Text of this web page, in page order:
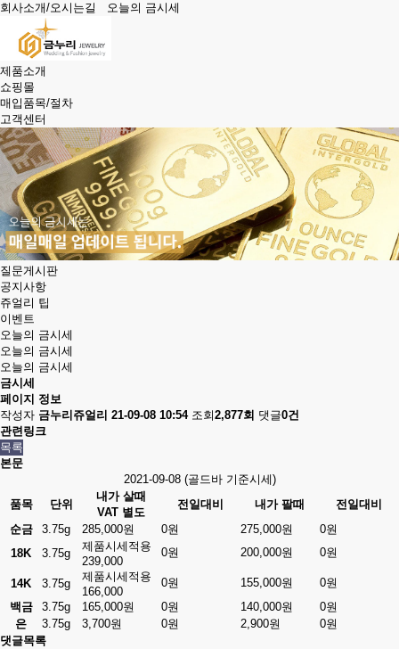
회사소개/오시는길 오늘의 금시세
제품소개
쇼핑몰
매입품목/절차
고객센터
질문게시판
공지사항
쥬얼리 팁
이벤트
오늘의 금시세
오늘의 금시세
오늘의 금시세
금시세
페이지 정보
작성자 금누리쥬얼리 21-09-08 10:54조회2,877회 댓글0건
관련링크
목록
본문
2021-09-08 (골드바 기준시세)
품목
단위
내가 살때
VAT 별도
전일대비 내가 팔때
전일대비
순금
3.75g 285,000원 0원 275,000원
0원
18K
3.75g
제품시세적용
239,000
0원 200,000원 0원
14K 3.75g
제품시세적용
166,000
0원 155,000원
0원
백금
3.75g 165,000원 0원 140,000원
0원
은
3.75g 3,700원 0원 2,900원
0원
댓글목록